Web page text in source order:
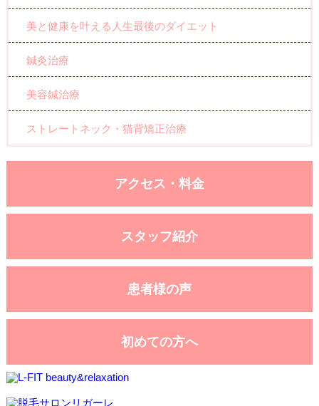
美と健康を叶える人生最後のダイエット
鍼灸治療
美容鍼治療
ストレートネック・猫背矯正治療
アクセス・料金
スタッフ紹介
患者様の声
初めての方へ